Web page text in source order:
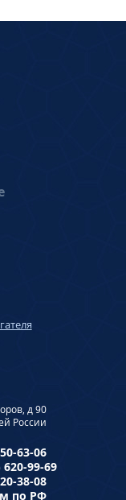
д 90
России
63-06
620-99-69
38-08
по РФ